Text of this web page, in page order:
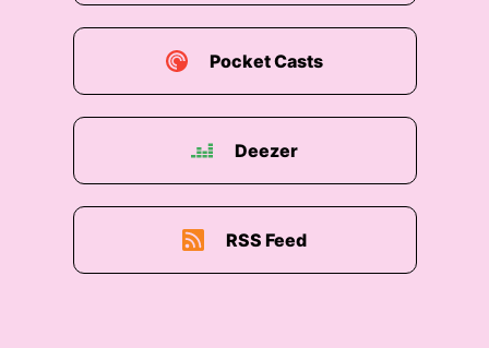
Pocket Casts
Deezer
RSS Feed